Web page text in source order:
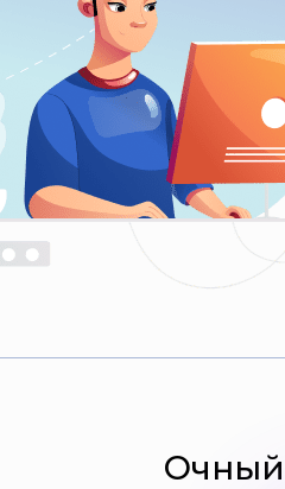
Очный